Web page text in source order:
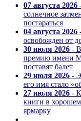
07 августа 2026
солнечное
постараться
04 августа 2026
освобожден от
30 июля 2026 -
премию имени
поставят балет
29 июля 2026 -
его имя стало
27 июля 2026 -
книги в
ярмарку